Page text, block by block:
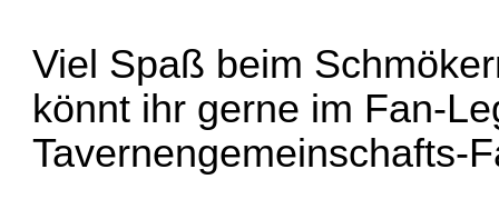
Viel Spaß beim
könnt ihr gerne im Fan-
Tavernengemeinschafts-